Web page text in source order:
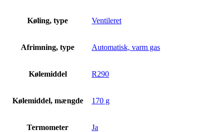
Køling, type Ventileret
Afrimning, type Automatisk, varm gas
Kølemiddel R290
Kølemiddel, mængde 170 g
Termometer Ja